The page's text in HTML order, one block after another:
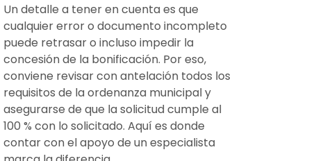
Un detalle a tener en cuenta es que
cualquier error o documento incompleto
puede retrasar o incluso impedir la
concesión de la bonificación. Por eso,
conviene revisar con antelación todos los
requisitos de la ordenanza municipal y
asegurarse de que la solicitud cumple al
100 % con lo solicitado. Aquí es donde
contar con el apoyo de un especialista